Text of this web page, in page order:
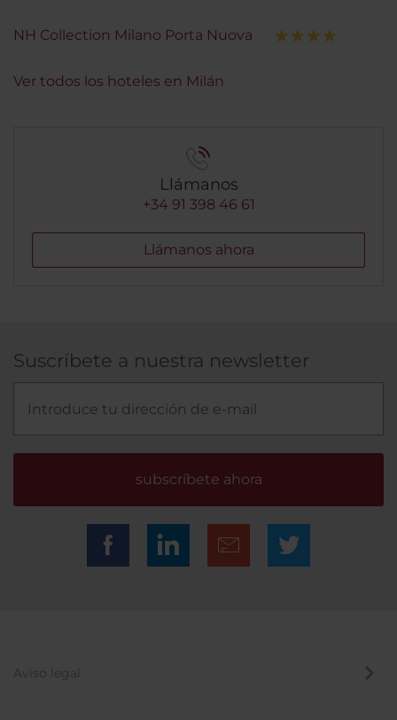
NH Collection Milano Porta Nuova
Ver todos los hoteles en Milán
Llámanos
+34 91 398 46 61
Llámanos ahora
Suscríbete a nuestra newsletter
subscríbete ahora
Aviso legal